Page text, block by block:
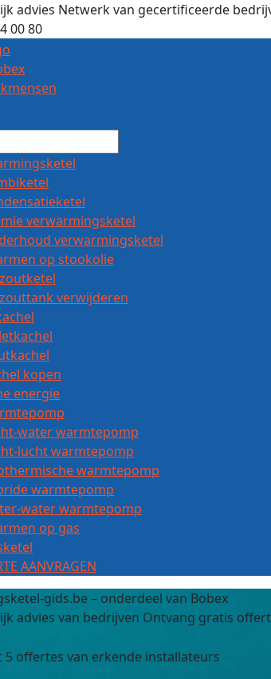
advies Netwerk van gecertificeerde
00 80
verwarmingsketel
verwarmingsketel
op stookolie
verwijderen
kopen
energie
water warmtepomp
lucht warmtepomp
warmtepomp
warmtepomp
water warmtepomp
op gas
AANVRAGEN
gids.be – onderdeel van Bobex
advies van bedrijven Ontvang gratis
5 offertes van erkende installateurs